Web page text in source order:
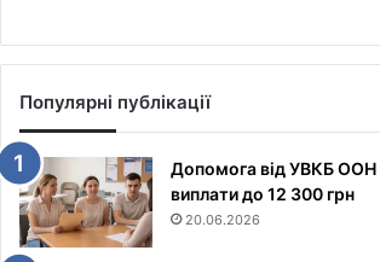
Популярні публікації
Допомога від УВКБ ООН
виплати до 12 300 грн
20.06.2026